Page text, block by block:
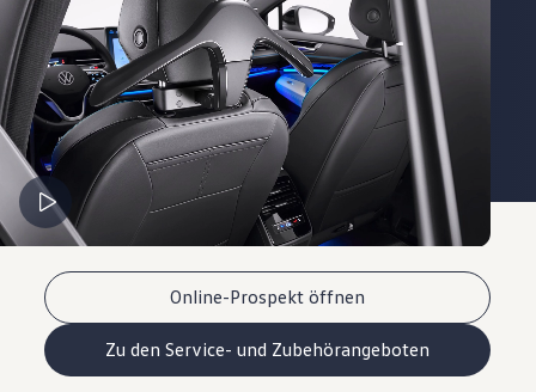
Online-Prospekt öffnen
Zu den Service- und Zubehörangeboten